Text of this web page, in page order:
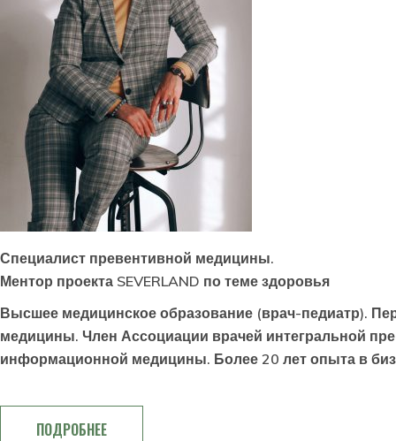
Специалист превентивной медицины.
Ментор проекта SEVERLAND по теме здоровья
Высшее медицинское образование (врач-педиатр).
медицины. Член Ассоциации врачей интегральной
информационной медицины. Более 20 лет опыта в
ПОДРОБНЕЕ